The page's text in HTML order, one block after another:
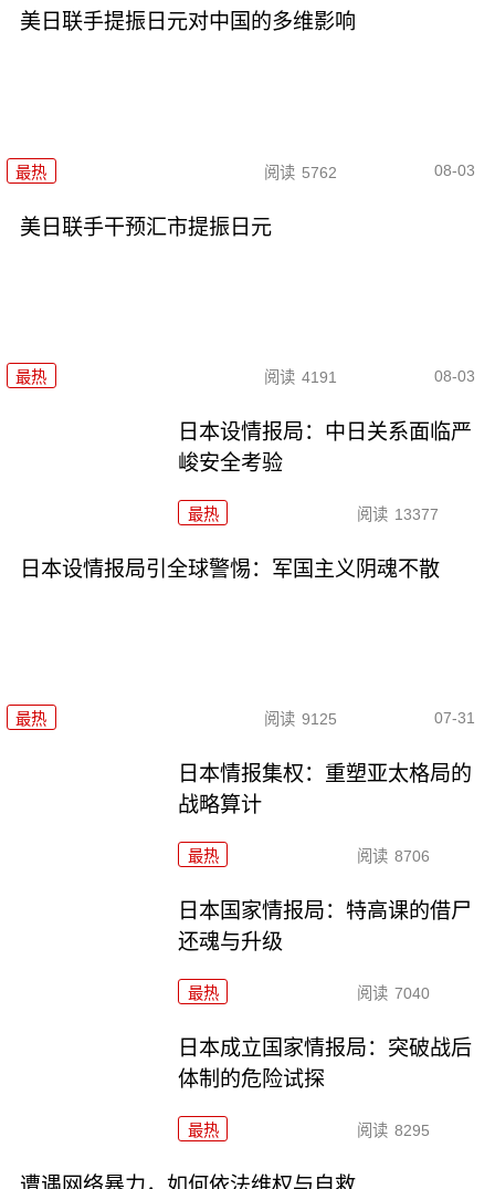
美日联手提振日元对中国的多维影响
最热 阅读 5762 08-03
美日联手干预汇市提振日元
最热 阅读 4191 08-03
日本设情报局：中日关系面临严
峻安全考验
最热 阅读 13377
日本设情报局引全球警惕：军国主义阴魂不散
最热 阅读 9125 07-31
日本情报集权：重塑亚太格局的
战略算计
最热 阅读 8706
日本国家情报局：特高课的借尸
还魂与升级
最热 阅读 7040
日本成立国家情报局：突破战后
体制的危险试探
最热 阅读 8295